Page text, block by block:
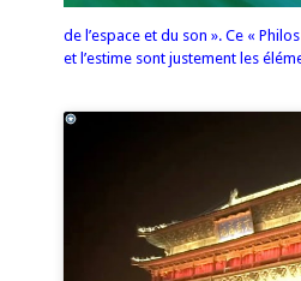
de l’espace et du son ». Ce «
et l’estime sont justement les